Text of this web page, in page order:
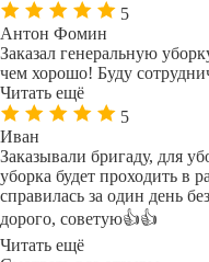
5
Антон Фомин
Заказал генеральную
чем хорошо! Буду
Читать ещё
5
Иван
Заказывали бригаду, для
уборка будет проходить в
справилась за один день
дорого, советую👍👍
Читать ещё